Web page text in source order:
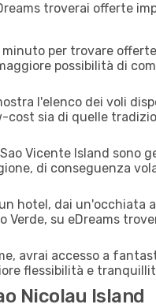
troverai offerte
per trovare
possibilità di
l'elenco dei voli
sia di quelle
Vicente Island sono
di conseguenza
hotel, dai un'occhiata
su eDreams
avrai accesso a
flessibilità e
Nicolau Island